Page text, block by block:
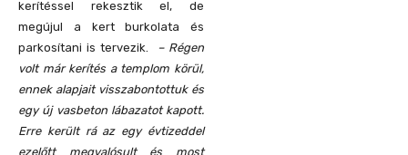
kerítéssel rekesztik el, de
megújul a kert burkolata és
parkosítani is tervezik.
– Régen
volt már kerítés a templom körül,
ennek alapjait visszabontottuk és
egy új vasbeton lábazatot kapott.
Erre került rá az egy évtizeddel
ezelőtt megvalósult és most